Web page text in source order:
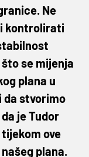
Ne
kontrolirati
se mijenja
plana u
da stvorimo
je Tudor
ove
plana.